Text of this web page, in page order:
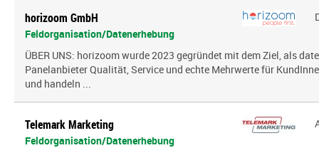
horizoom GmbH
Feldorganisation/Datenerhebung
ÜBER UNS: horizoom wurde 2023 gegründet mit dem Ziel, als
Panelanbieter Qualität, Service und echte Mehrwerte für
und handeln ...
Telemark Marketing
Feldorganisation/Datenerhebung